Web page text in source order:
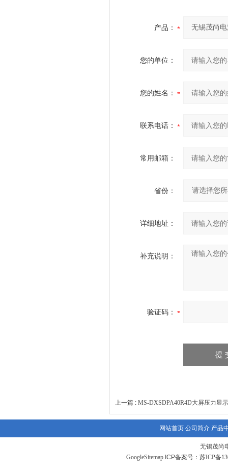
产品：
您的单位：
您的姓名：
联系电话：
常用邮箱：
省份：
详细地址：
补充说明：
验证码：
上一篇 : MS-DXSDPA40R4D大屏压力显
网站首页 公司简介 产品
无锡茂尚
GoogleSitemapICP备案号： 苏ICP备